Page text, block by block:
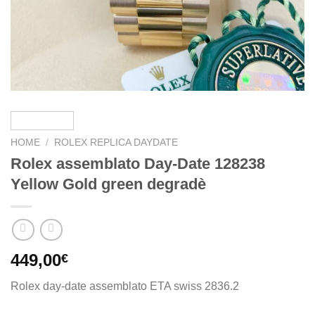
HOME / ROLEX REPLICA DAYDATE
Rolex assemblato Day-Date 128238
Yellow Gold green degradè
449,00€
Rolex day-date assemblato ETA swiss 2836.2